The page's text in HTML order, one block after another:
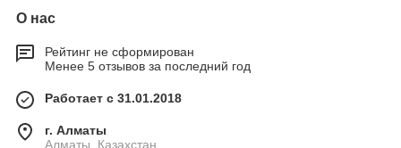
О нас
Рейтинг не сформирован
Менее 5 отзывов за последний год
Работает с 31.01.2018
г. Алматы
Алматы, Казахстан